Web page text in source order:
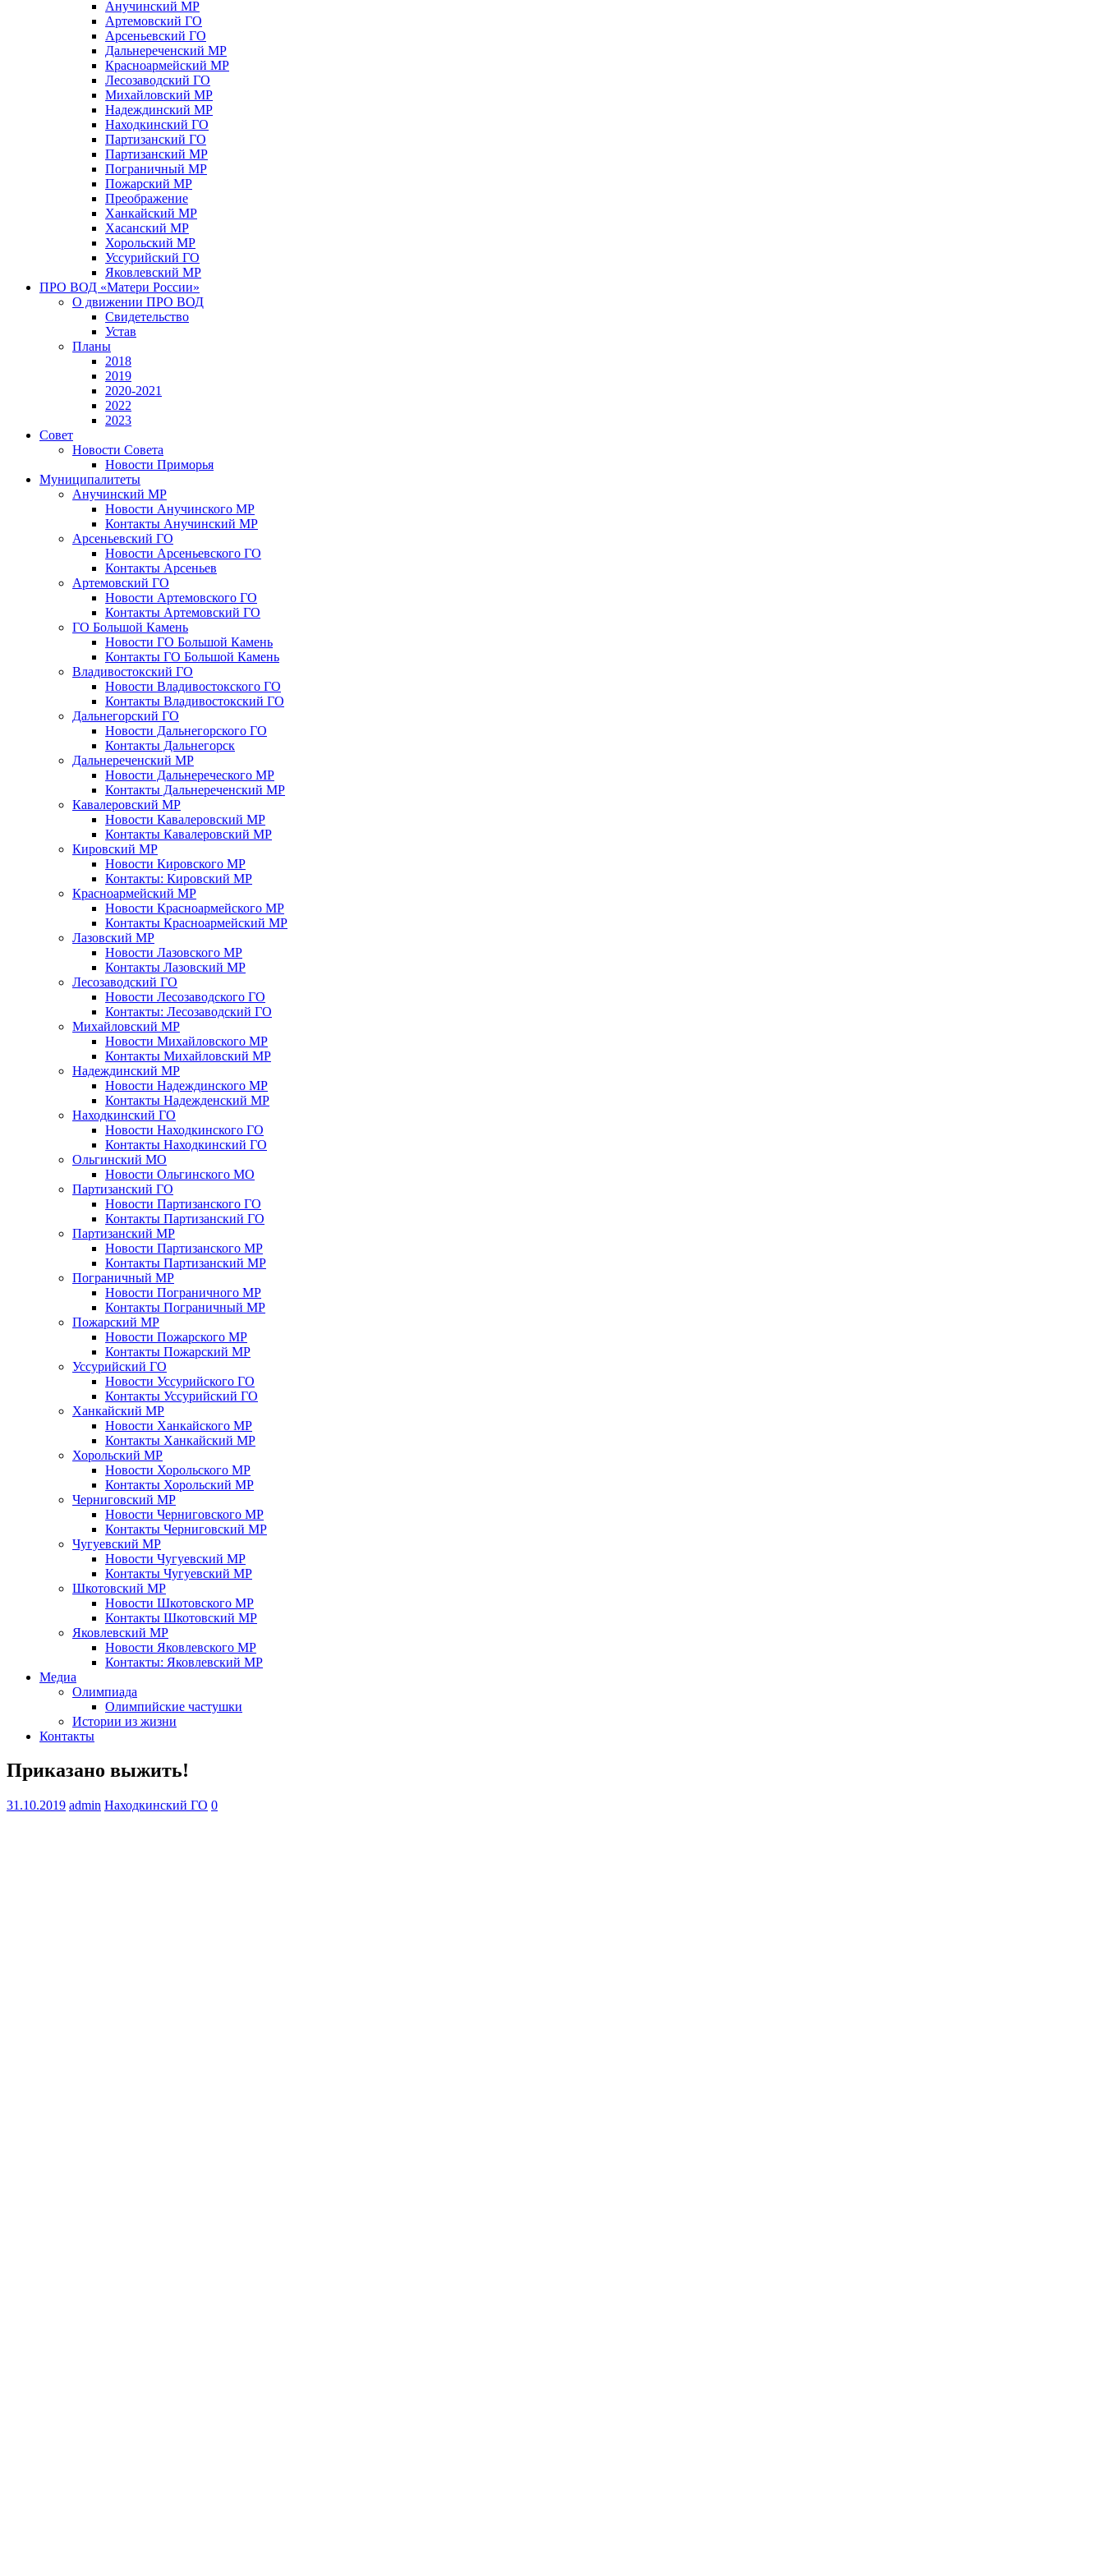
Анучинский МР
Артемовский ГО
Арсеньевский ГО
Дальнереченский МР
Красноармейский МР
Лесозаводский ГО
Михайловский МР
Надеждинский МР
Находкинский ГО
Партизанский ГО
Партизанский МР
Пограничный МР
Пожарский МР
Преображение
Ханкайский МР
Хасанский МР
Хорольский МР
Уссурийский ГО
Яковлевский МР
ПРО ВОД «Матери России»
О движении ПРО ВОД
Свидетельство
Устав
Планы
2018
2019
2020-2021
2022
2023
Совет
Новости Совета
Новости Приморья
Муниципалитеты
Анучинский МР
Новости Анучинского МР
Контакты Анучинский МР
Арсеньевский ГО
Новости Арсеньевского ГО
Контакты Арсеньев
Артемовский ГО
Новости Артемовского ГО
Контакты Артемовский ГО
ГО Большой Камень
Новости ГО Большой Камень
Контакты ГО Большой Камень
Владивостокский ГО
Новости Владивостокского ГО
Контакты Владивостокский ГО
Дальнегорский ГО
Новости Дальнегорского ГО
Контакты Дальнегорск
Дальнереченский МР
Новости Дальнереческого МР
Контакты Дальнереченский МР
Кавалеровский МР
Новости Кавалеровский МР
Контакты Кавалеровский МР
Кировский МР
Новости Кировского МР
Контакты: Кировский МР
Красноармейский МР
Новости Красноармейского МР
Контакты Красноармейский МР
Лазовский МР
Новости Лазовского МР
Контакты Лазовский МР
Лесозаводский ГО
Новости Лесозаводского ГО
Контакты: Лесозаводский ГО
Михайловский МР
Новости Михайловского МР
Контакты Михайловский МР
Надеждинский МР
Новости Надеждинского МР
Контакты Надежденский МР
Находкинский ГО
Новости Находкинского ГО
Контакты Находкинский ГО
Ольгинский МО
Новости Ольгинского МО
Партизанский ГО
Новости Партизанского ГО
Контакты Партизанский ГО
Партизанский МР
Новости Партизанского МР
Контакты Партизанский МР
Пограничный МР
Новости Пограничного МР
Контакты Пограничный МР
Пожарский МР
Новости Пожарского МР
Контакты Пожарский МР
Уссурийский ГО
Новости Уссурийского ГО
Контакты Уссурийский ГО
Ханкайский МР
Новости Ханкайского МР
Контакты Ханкайский МР
Хорольский МР
Новости Хорольского МР
Контакты Хорольский МР
Черниговский МР
Новости Черниговского МР
Контакты Черниговский МР
Чугуевский МР
Новости Чугуевский МР
Контакты Чугуевский МР
Шкотовский МР
Новости Шкотовского МР
Контакты Шкотовский МР
Яковлевский МР
Новости Яковлевского МР
Контакты: Яковлевский МР
Медиа
Олимпиада
Олимпийские частушки
Истории из жизни
Контакты
Приказано выжить!
31.10.2019 admin Находкинский ГО 0